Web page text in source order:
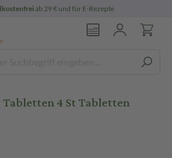
ab 29 € und für E-Rezepte
Tabletten 4 St Tabletten